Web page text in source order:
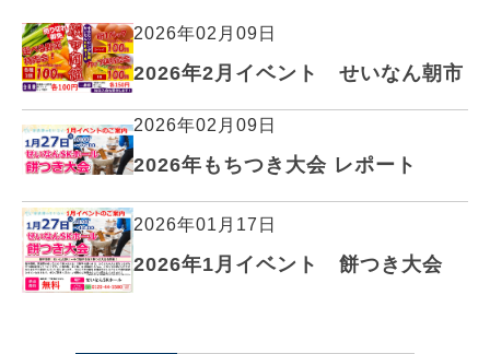
2026年02月09日
2026年2月イベント せいなん朝市
2026年02月09日
2026年もちつき大会 レポート
2026年01月17日
2026年1月イベント 餅つき大会